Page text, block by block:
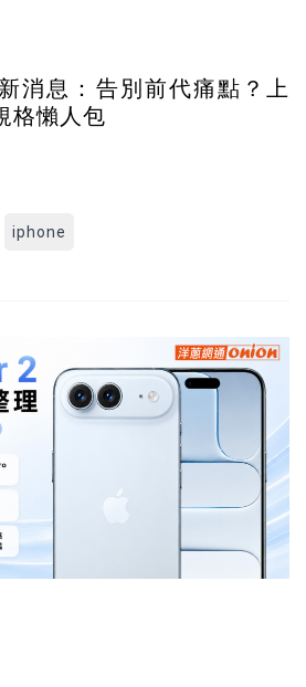
消息：告別前代痛點？上
格懶人包
iphone